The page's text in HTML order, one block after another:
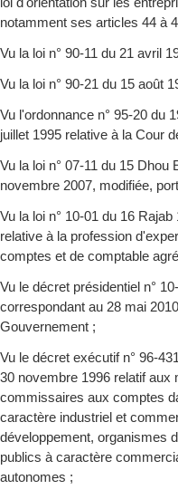
notamment ses articles 44 à
Vu la loi n° 90-11 du 21 avril
Vu la loi n° 90-21 du 15 août
Vu l'ordonnance n° 95-20 du
juillet 1995 relative à la Cour
Vu la loi n° 07-11 du 15
novembre 2007, modifiée,
Vu la loi n° 10-01 du 16
relative à la profession
comptes et de comptable
Vu le décret présidentiel n°
correspondant au 28 mai
Gouvernement ;
Vu le décret exécutif n° 96-
30 novembre 1996 relatif aux
commissaires aux comptes
caractère industriel et
développement, organismes
publics à caractère
autonomes ;